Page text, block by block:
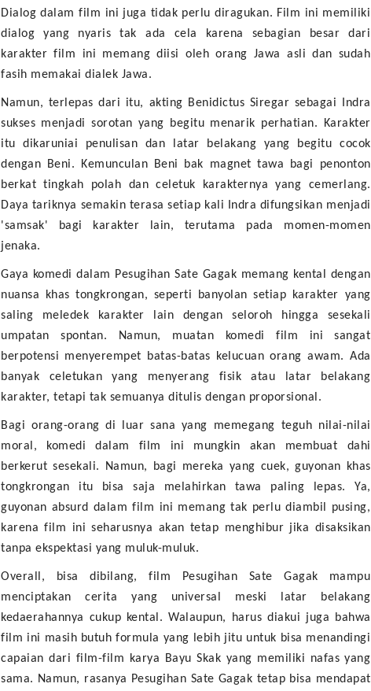
Dialog dalam film ini juga tidak perlu diragukan. Film ini memiliki
dialog yang nyaris tak ada cela karena sebagian besar dari
karakter film ini memang diisi oleh orang Jawa asli dan sudah
fasih memakai dialek Jawa.
Namun, terlepas dari itu, akting Benidictus Siregar sebagai Indra
sukses menjadi sorotan yang begitu menarik perhatian. Karakter
itu dikaruniai penulisan dan latar belakang yang begitu cocok
dengan Beni. Kemunculan Beni bak magnet tawa bagi penonton
berkat tingkah polah dan celetuk karakternya yang cemerlang.
Daya tariknya semakin terasa setiap kali Indra difungsikan menjadi
'samsak' bagi karakter lain, terutama pada momen-momen
jenaka.
Gaya komedi dalam Pesugihan Sate Gagak memang kental dengan
nuansa khas tongkrongan, seperti banyolan setiap karakter yang
saling meledek karakter lain dengan seloroh hingga sesekali
umpatan spontan. Namun, muatan komedi film ini sangat
berpotensi menyerempet batas-batas kelucuan orang awam. Ada
banyak celetukan yang menyerang fisik atau latar belakang
karakter, tetapi tak semuanya ditulis dengan proporsional.
Bagi orang-orang di luar sana yang memegang teguh nilai-nilai
moral, komedi dalam film ini mungkin akan membuat dahi
berkerut sesekali. Namun, bagi mereka yang cuek, guyonan khas
tongkrongan itu bisa saja melahirkan tawa paling lepas. Ya,
guyonan absurd dalam film ini memang tak perlu diambil pusing,
karena film ini seharusnya akan tetap menghibur jika disaksikan
tanpa ekspektasi yang muluk-muluk.
Overall, bisa dibilang, film Pesugihan Sate Gagak mampu
menciptakan cerita yang universal meski latar belakang
kedaerahannya cukup kental. Walaupun, harus diakui juga bahwa
film ini masih butuh formula yang lebih jitu untuk bisa menandingi
capaian dari film-film karya Bayu Skak yang memiliki nafas yang
sama. Namun, rasanya Pesugihan Sate Gagak tetap bisa mendapat